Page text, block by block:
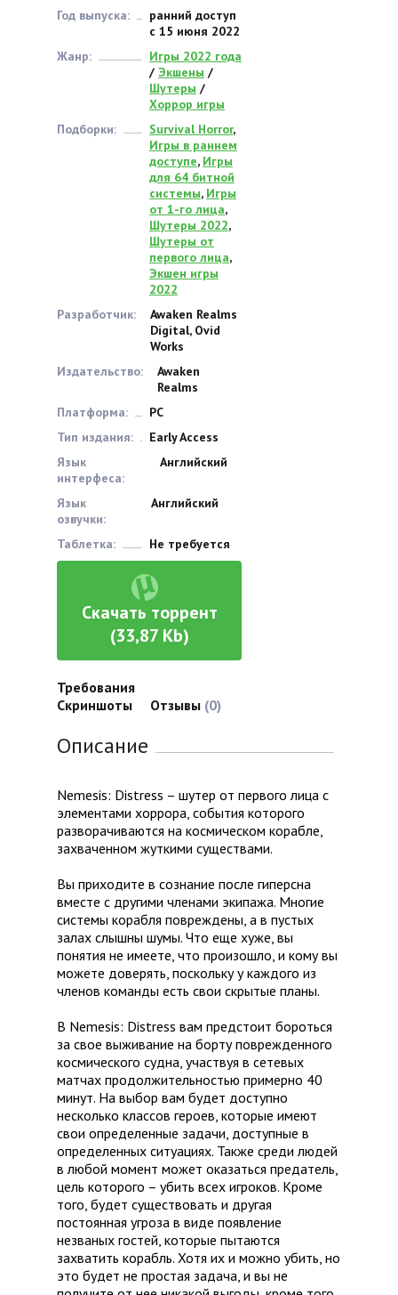
Год выпуска:
ранний доступ
с 15 июня 2022
Жанр:
Игры 2022 года
/ Экшены /
Шутеры /
Хоррор игры
Подборки:
Survival Horror,
Игры в раннем
доступе, Игры
для 64 битной
системы, Игры
от 1-го лица,
Шутеры 2022,
Шутеры от
первого лица,
Экшен игры
2022
Разработчик:
Awaken Realms
Digital, Ovid
Works
Издательство:
Awaken
Realms
Платформа:
PC
Тип издания:
Early Access
Язык
интерфеса:
Английский
Язык
озвучки:
Английский
Таблетка: Не требуется
Скачать торрент
(33,87 Kb)
Требования
Скриншоты
Отзывы (0)
Описание
Nemesis: Distress – шутер от первого лица с
элементами хоррора, события которого
разворачиваются на космическом корабле,
захваченном жуткими существами.
Вы приходите в сознание после гиперсна
вместе с другими членами экипажа. Многие
системы корабля повреждены, а в пустых
залах слышны шумы. Что еще хуже, вы
понятия не имеете, что произошло, и кому вы
можете доверять, поскольку у каждого из
членов команды есть свои скрытые планы.
В Nemesis: Distress вам предстоит бороться
за свое выживание на борту поврежденного
космического судна, участвуя в сетевых
матчах продолжительностью примерно 40
минут. На выбор вам будет доступно
несколько классов героев, которые имеют
свои определенные задачи, доступные в
определенных ситуациях. Также среди людей
в любой момент может оказаться предатель,
цель которого – убить всех игроков. Кроме
того, будет существовать и другая
постоянная угроза в виде появление
незваных гостей, которые пытаются
захватить корабль. Хотя их и можно убить, но
это будет не простая задача, и вы не